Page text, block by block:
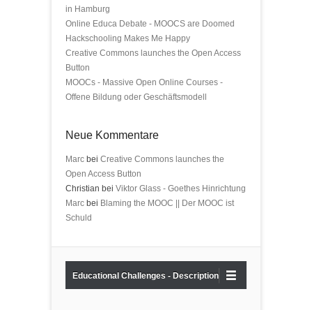
in Hamburg
Online Educa Debate - MOOCS are Doomed
Hackschooling Makes Me Happy
Creative Commons launches the Open Access
Button
MOOCs - Massive Open Online Courses -
Offene Bildung oder Geschäftsmodell
Neue Kommentare
Marc bei Creative Commons launches the
Open Access Button
Christian bei Viktor Glass - Goethes Hinrichtung
Marc bei Blaming the MOOC || Der MOOC ist
Schuld
Educational Challenges - Description